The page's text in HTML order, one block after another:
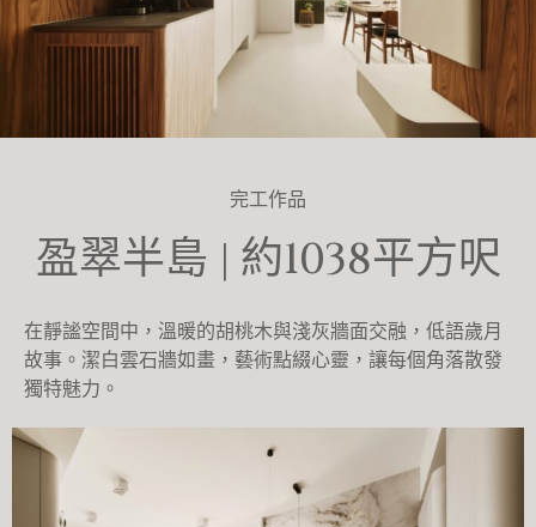
完工作品
盈翠半島 | 約1038平方呎
在靜謐空間中，溫暖的胡桃木與淺灰牆面交融，低語歲月
故事。潔白雲石牆如畫，藝術點綴心靈，讓每個角落散發
獨特魅力。